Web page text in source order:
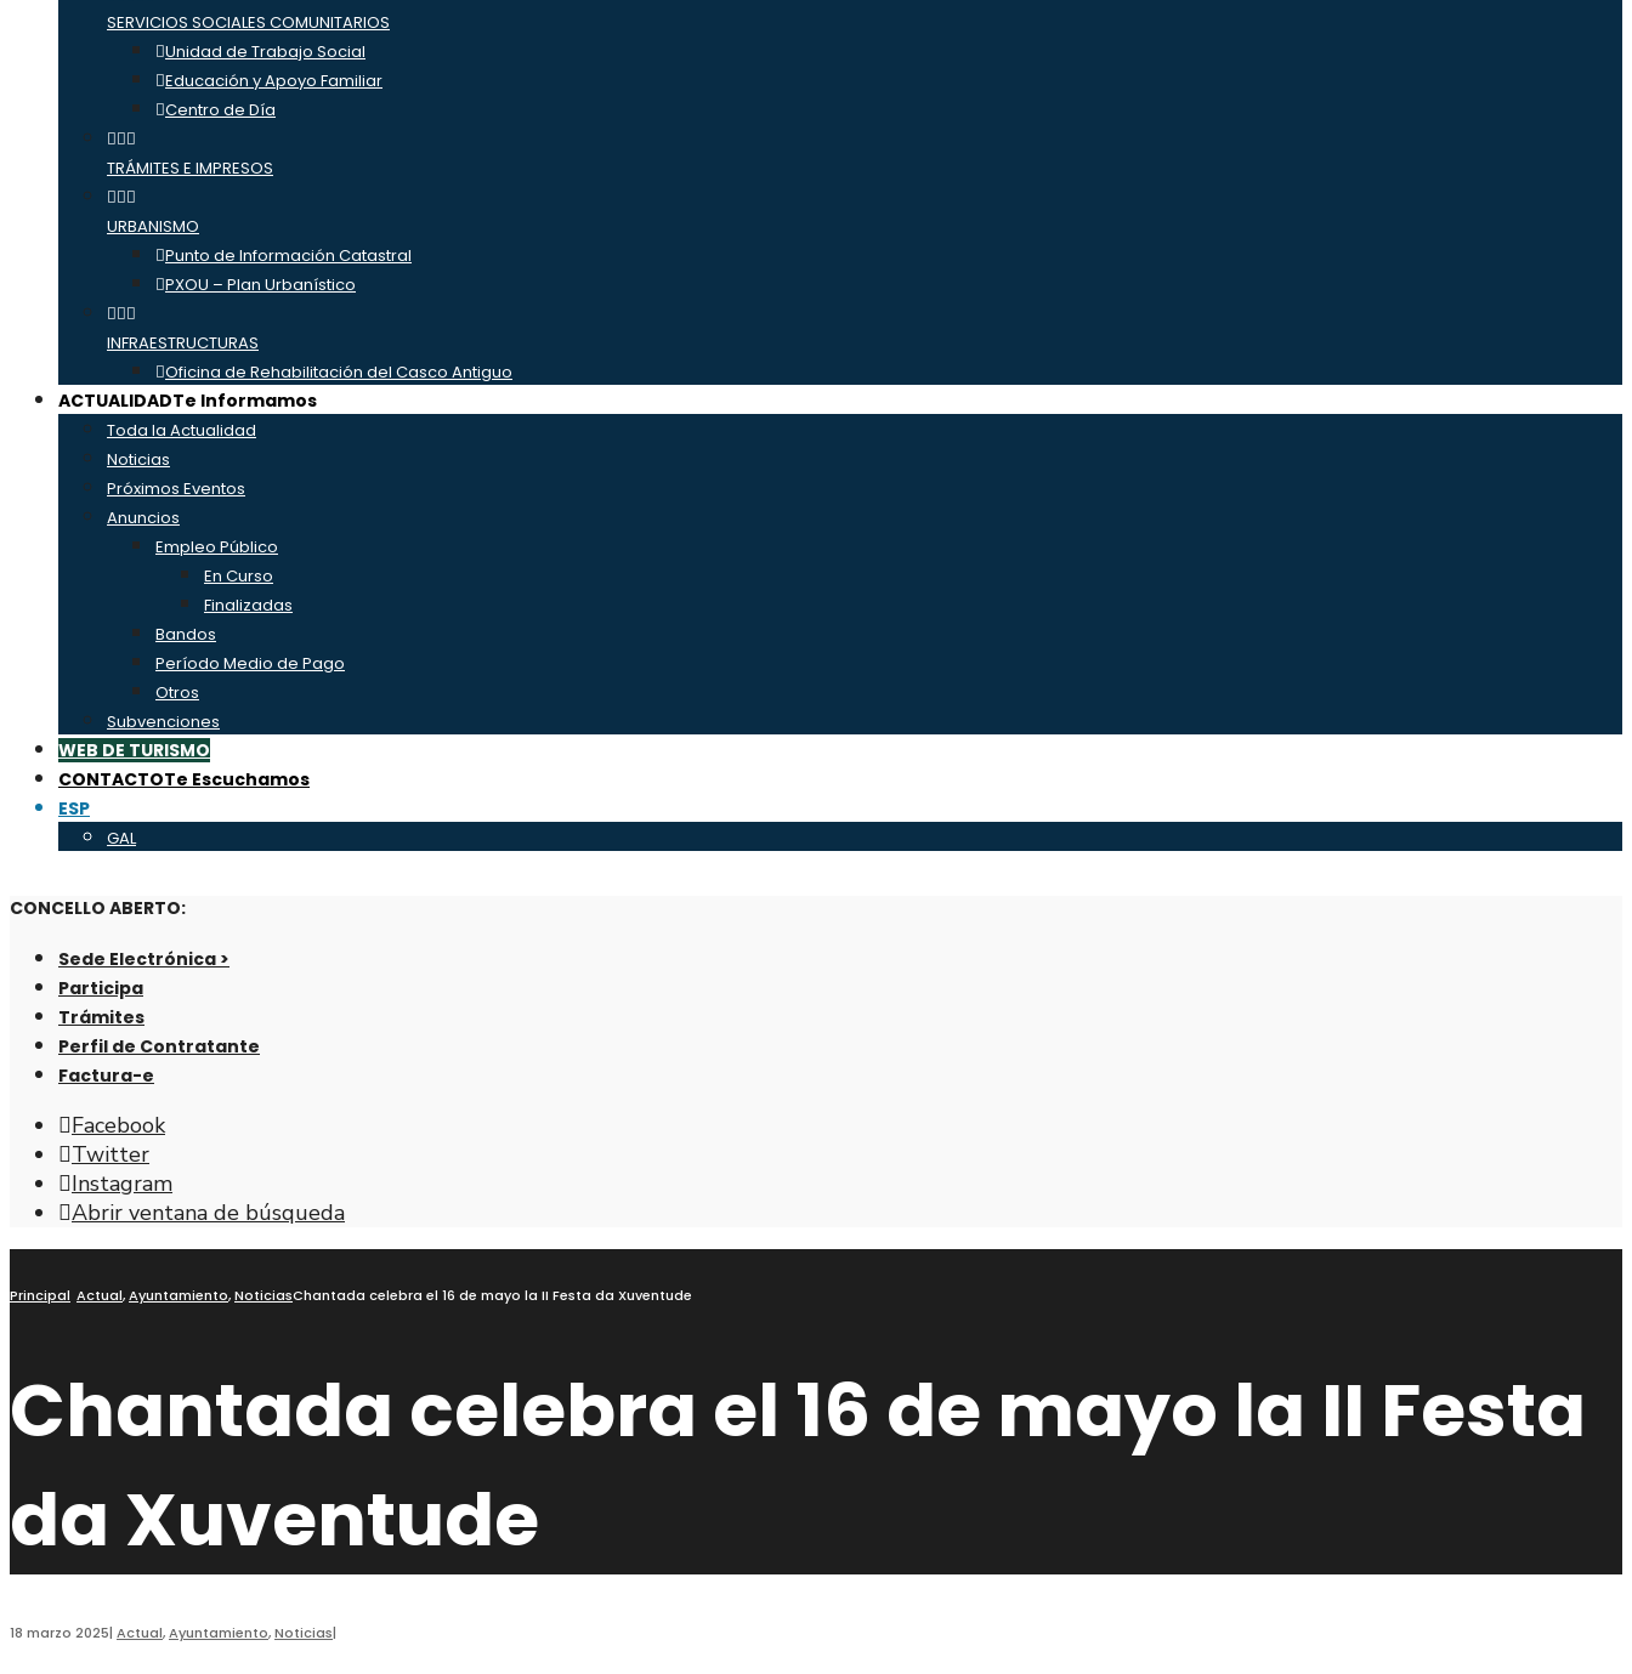
SERVICIOS SOCIALES COMUNITARIOS
Unidad de Trabajo Social
Educación y Apoyo Familiar
Centro de Día
TRÁMITES E IMPRESOS
URBANISMO
Punto de Información Catastral
PXOU – Plan Urbanístico
INFRAESTRUCTURAS
Oficina de Rehabilitación del Casco Antiguo
ACTUALIDADTe Informamos
Toda la Actualidad
Noticias
Próximos Eventos
Anuncios
Empleo Público
En Curso
Finalizadas
Bandos
Período Medio de Pago
Otros
Subvenciones
WEB DE TURISMO
CONTACTOTe Escuchamos
ESP
GAL
CONCELLO ABERTO:
Sede Electrónica >
Participa
Trámites
Perfil de Contratante
Factura-e
Facebook
Twitter
Instagram
Abrir ventana de búsqueda
Principal Actual,Ayuntamiento,NoticiasChantada celebra el 16 de mayo la II Festa da Xuventude
Chantada celebra el 16 de mayo la II Festa
da Xuventude
18 marzo 2025| Actual,Ayuntamiento,Noticias|